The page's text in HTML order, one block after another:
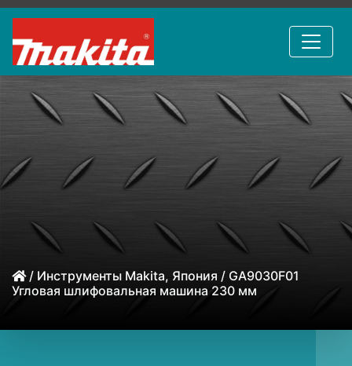
/ Инструменты Makita, Япония / GA9030F01
Угловая шлифовальная машина 230 мм